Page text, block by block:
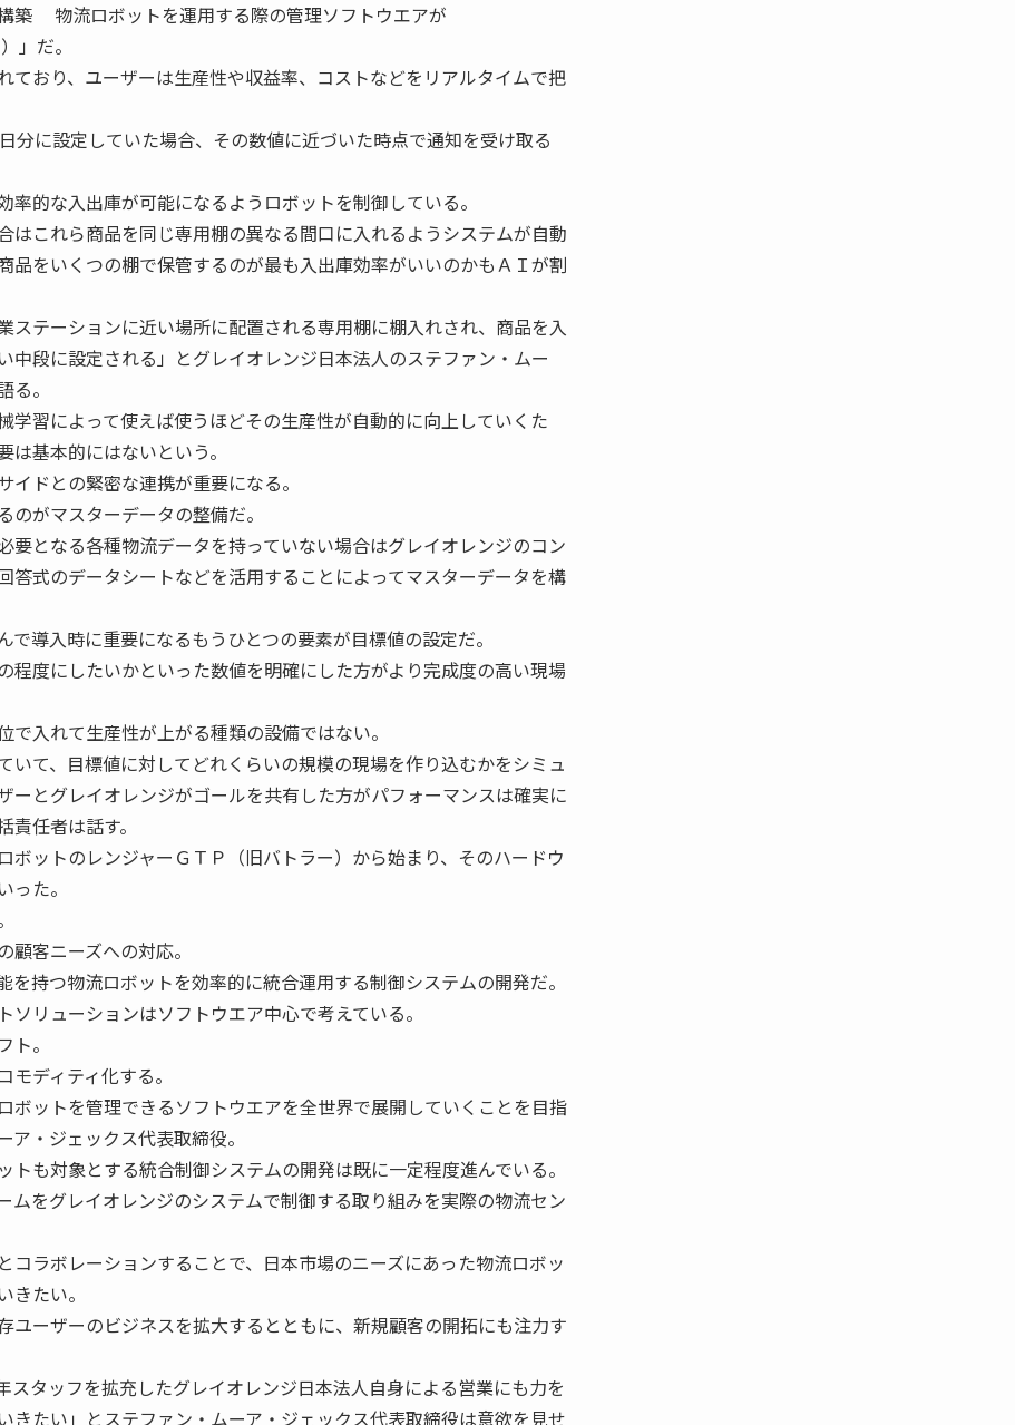
築 物流ロボットを運用する際の管理ソフトウエアが
」だ。
ており、ユーザーは生産性や収益率、コストなどをリアルタイムで把
分に設定していた場合、その数値に近づいた時点で通知を受け取る
的な入出庫が可能になるようロボットを制御している。
はこれら商品を同じ専用棚の異なる間口に入れるようシステムが自動
品をいくつの棚で保管するのが最も入出庫効率がいいのかもＡＩが割
ステーションに近い場所に配置される専用棚に棚入れされ、商品を入
中段に設定される」とグレイオレンジ日本法人のステファン・ムー
。
学習によって使えば使うほどその生産性が自動的に向上していくた
基本的にはないという。
イドとの緊密な連携が重要になる。
がマスターデータの整備だ。
要となる各種物流データを持っていない場合はグレイオレンジのコン
答式のデータシートなどを活用することによってマスターデータを構
導入時に重要になるもうひとつの要素が目標値の設定だ。
程度にしたいかといった数値を明確にした方がより完成度の高い現場
で入れて生産性が上がる種類の設備ではない。
いて、目標値に対してどれくらいの規模の現場を作り込むかをシミュ
ーとグレイオレンジがゴールを共有した方がパフォーマンスは確実に
任者は話す。
ボットのレンジャーＧＴＰ（旧バトラー）から始まり、そのハードウ
た。
客ニーズへの対応。
を持つ物流ロボットを効率的に統合運用する制御システムの開発だ。
リューションはソフトウエア中心で考えている。
。
ディティ化する。
ボットを管理できるソフトウエアを全世界で展開していくことを目指
・ジェックス代表取締役。
も対象とする統合制御システムの開発は既に一定程度進んでいる。
ムをグレイオレンジのシステムで制御する取り組みを実際の物流セン
コラボレーションすることで、日本市場のニーズにあった物流ロボッ
きたい。
ユーザーのビジネスを拡大するとともに、新規顧客の開拓にも注力す
スタッフを拡充したグレイオレンジ日本法人自身による営業にも力を
きたい」とステファン・ムーア・ジェックス代表取締役は意欲を見せ